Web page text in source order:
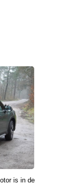
is in de